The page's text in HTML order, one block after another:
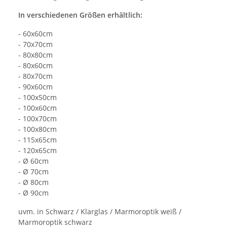
In verschiedenen Größen erhältlich:
- 60x60cm
- 70x70cm
- 80x80cm
- 80x60cm
- 80x70cm
- 90x60cm
- 100x50cm
- 100x60cm
- 100x70cm
- 100x80cm
- 115x65cm
- 120x65cm
- Ø 60cm
- Ø 70cm
- Ø 80cm
- Ø 90cm
uvm. in Schwarz / Klarglas / Marmoroptik weiß /
Marmoroptik schwarz